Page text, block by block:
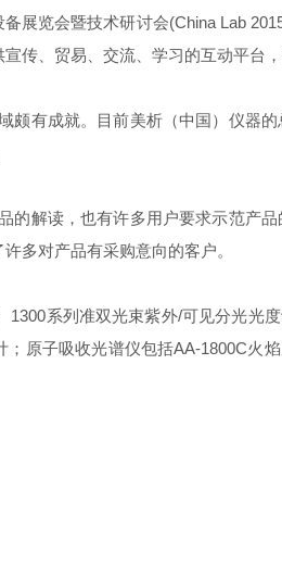
览会暨技术研讨会(China Lab
传、贸易、交流、学习的互动平台
成就。目前美析（中国）仪器的
读，也有许多用户要求示范产品
多对产品有采购意向的客户。
系列准双光束紫外/可见分光光
原子吸收光谱仪包括AA-1800C火